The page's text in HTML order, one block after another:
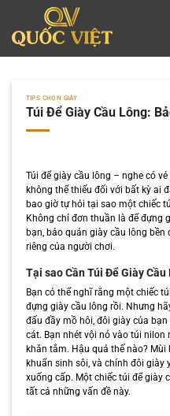
nội
dung
TIPS CHỌN GIÀY
Túi Để Giày Cầu Lông:
Túi để giày cầu lông – nghe có
không thể thiếu đối với bất kỳ ai
bao giờ tự hỏi tại sao một chiếc
Không chỉ đơn thuần là để đựng
bạn, bảo quản giày cầu lông bền
riêng của người chơi.
Tại sao Cần Túi Để Giày Cầu
Bạn có thể nghĩ rằng một chiếc
đựng giày cầu lông rồi. Nhưng
đấu đầy mồ hôi, đôi giày của
cát. Bạn nhét vội nó vào túi nilon
khăn tắm. Hậu quả thế nào?
khuẩn sinh sôi, và chính đôi giày
xuống cấp. Một chiếc túi để giày
tất cả những vấn đề này.